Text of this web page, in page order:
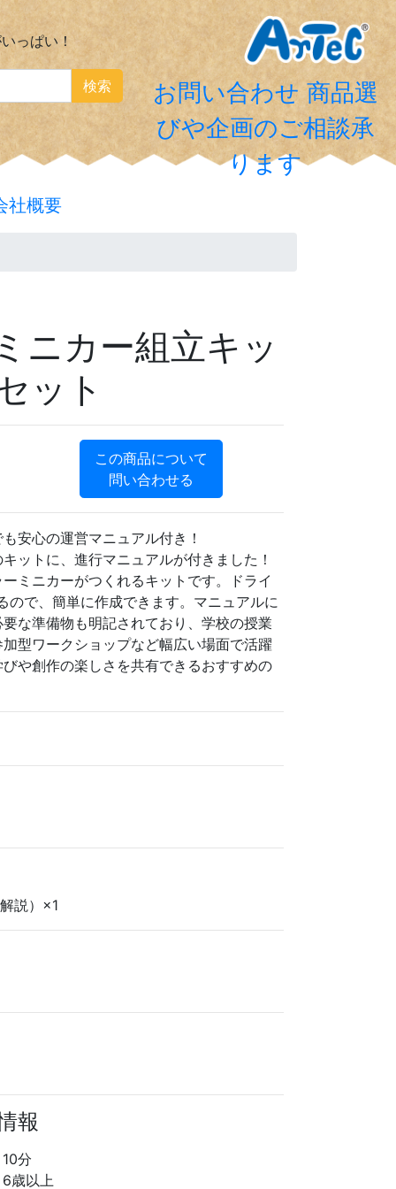
っぱい！
検索 お問い合わせ 商品選
びや企画のご相談承
ります
社概要
ニカー組立キッ
ット
この商品について
問い合わせる
安心の運営マニュアル付き！
ットに、進行マニュアルが付きました！
ミニカーがつくれるキットです。ドライ
ので、簡単に作成できます。マニュアルに
な準備物も明記されており、学校の授業
型ワークショップなど幅広い場面で活躍
や創作の楽しさを共有できるおすすめの
説）×1
報
10分
6歳以上